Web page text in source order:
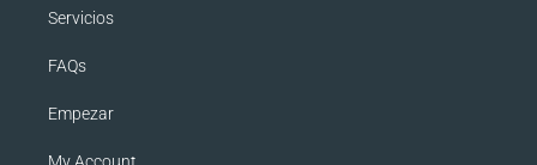
Servicios
FAQs
Empezar